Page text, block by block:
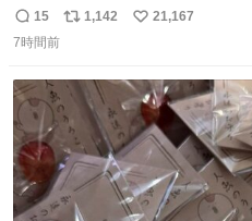
返
信
15
リ
ト
数
1,142
い
数
21,167
7時間前